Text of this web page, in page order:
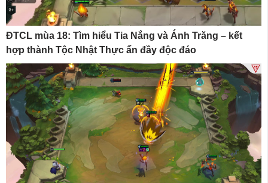
ĐTCL mùa 18: Tìm hiểu Tia Nắng và Ánh Trăng – kết
hợp thành Tộc Nhật Thực ẩn đầy độc đáo